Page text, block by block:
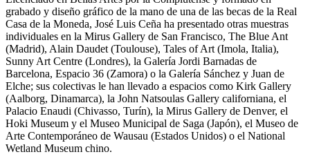
grabado y diseño gráfico de la mano de una de las becas de la Real
Casa de la Moneda, José Luis Ceña ha presentado otras muestras
individuales en la Mirus Gallery de San Francisco, The Blue Ant
(Madrid), Alain Daudet (Toulouse), Tales of Art (Imola, Italia),
Sunny Art Centre (Londres), la Galería Jordi Barnadas de
Barcelona, Espacio 36 (Zamora) o la Galería Sánchez y Juan de
Elche; sus colectivas le han llevado a espacios como Kirk Gallery
(Aalborg, Dinamarca), la John Natsoulas Gallery californiana, el
Palacio Enaudi (Chivasso, Turín), la Mirus Gallery de Denver, el
Hoki Museum y el Museo Municipal de Saga (Japón), el Museo de
Arte Contemporáneo de Wausau (Estados Unidos) o el National
Wetland Museum chino.